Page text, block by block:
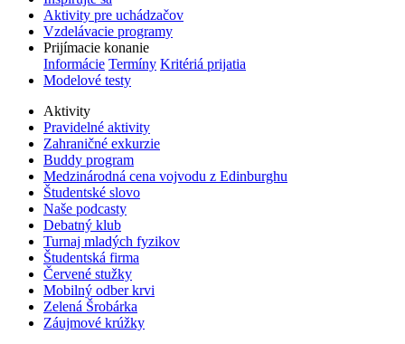
Aktivity pre uchádzačov
Vzdelávacie programy
Prijímacie konanie
Informácie Termíny Kritériá prijatia
Modelové testy
Aktivity
Pravidelné aktivity
Zahraničné exkurzie
Buddy program
Medzinárodná cena vojvodu z Edinburghu
Študentské slovo
Naše podcasty
Debatný klub
Turnaj mladých fyzikov
Študentská firma
Červené stužky
Mobilný odber krvi
Zelená Šrobárka
Záujmové krúžky